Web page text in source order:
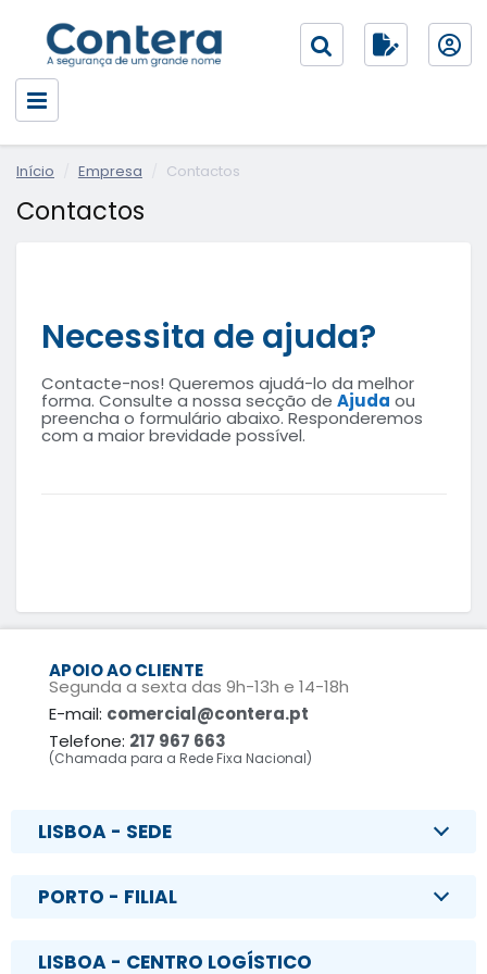
Início Empresa Contactos
Contactos
Necessita de ajuda?
Contacte-nos! Queremos ajudá-lo da melhor
forma. Consulte a nossa secção de Ajuda ou
preencha o formulário abaixo. Responderemos
com a maior brevidade possível.
APOIO AO CLIENTE
Segunda a sexta das 9h-13h e 14-18h
E-mail: comercial@contera.pt
Telefone: 217 967 663
(Chamada para a Rede Fixa Nacional)
LISBOA - SEDE
PORTO - FILIAL
LISBOA - CENTRO LOGÍSTICO